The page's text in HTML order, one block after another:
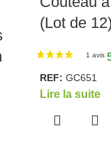
(Lot de
REF: GC651
Lire la suite